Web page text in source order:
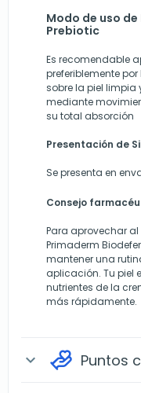
Modo de uso
Prebiotic
Es recomendable
preferiblemente
sobre la piel limpia
mediante
su total absorción
Presentación de
Se presenta en
Consejo
Para aprovechar
Primaderm
mantener una
aplicación. Tu piel
nutrientes de la
más rápidamente.
expand_more Puntos